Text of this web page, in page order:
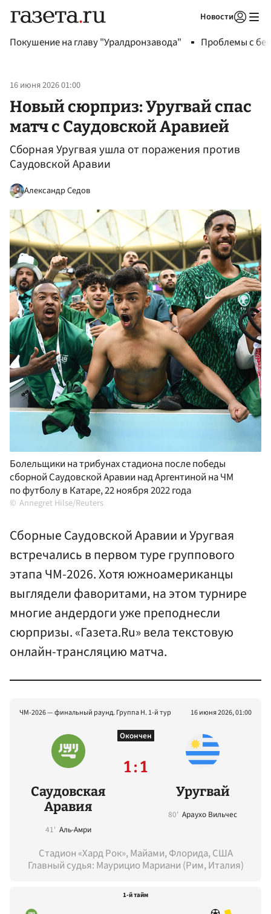
Новости
Покушение на главу "Уралдронзавода" Проблемы с
16 июня 2026 01:00
Новый сюрприз: Уругвай спас
матч с Саудовской Аравией
Сборная Уругвая ушла от поражения против
Саудовской Аравии
Александр Седов
Болельщики на трибунах стадиона после победы
сборной Саудовской Аравии над Аргентиной на ЧМ
по футболу в Катаре, 22 ноября 2022 года
Annegret Hilse/Reuters
Сборные Саудовской Аравии и Уругвая
встречались в первом туре группового
этапа ЧМ-2026. Хотя южноамериканцы
выглядели фаворитами, на этом турнире
многие андердоги уже преподнесли
сюрпризы. «Газета.Ru» вела текстовую
онлайн-трансляцию матча.
ЧМ-2026 — финальный раунд. Группа H. 1-й тур 16 июня 2026, 01:00
Саудовская
Аравия
41' Аль-Амри
Окончен
1 : 1
Уругвай
80' Араухо Вильчес
Стадион «Хард Рок», Майами, Флорида, США
Главный судья: Маурицио Мариани (Рим, Италия)
1-й тайм